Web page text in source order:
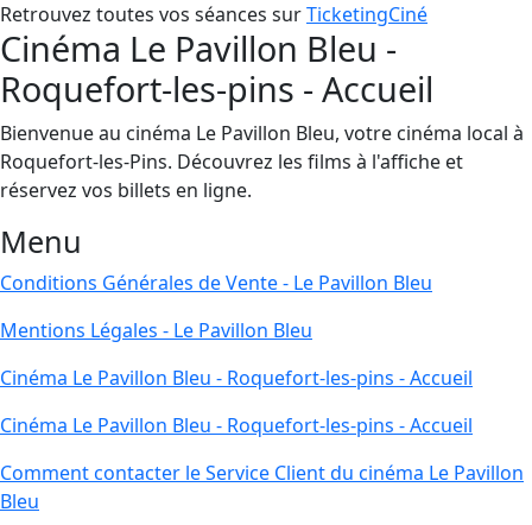
Retrouvez toutes vos séances surTicketingCiné
Cinéma Le Pavillon Bleu -
Roquefort-les-pins - Accueil
Bienvenue au cinéma Le Pavillon Bleu, votre cinéma local à
Roquefort-les-Pins. Découvrez les films à l'affiche et
réservez vos billets en ligne.
Menu
Conditions Générales de Vente - Le Pavillon Bleu
Mentions Légales - Le Pavillon Bleu
Cinéma Le Pavillon Bleu - Roquefort-les-pins - Accueil
Cinéma Le Pavillon Bleu - Roquefort-les-pins - Accueil
Comment contacter le Service Client du cinéma Le Pavillon
Bleu